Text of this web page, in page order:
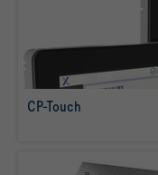
CP-Touch